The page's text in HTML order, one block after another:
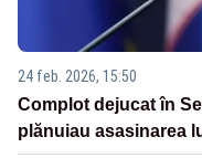
24 feb. 2026, 15:50
Complot dejucat în
plănuiau asasinarea